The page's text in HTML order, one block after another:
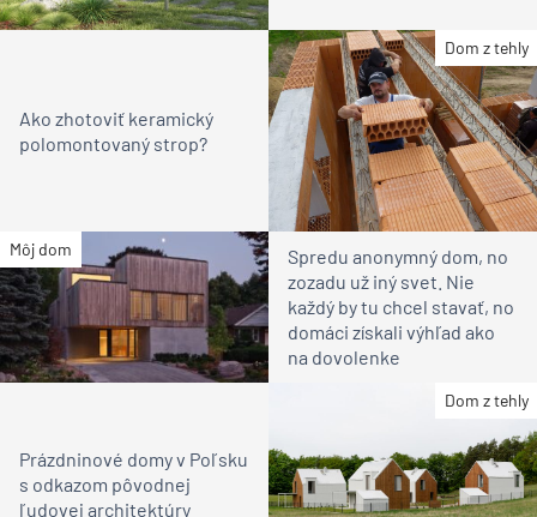
Dom z tehly
Ako zhotoviť keramický
polomontovaný strop?
Môj dom
Spredu anonymný dom, no
zozadu už iný svet. Nie
každý by tu chcel stavať, no
domáci získali výhľad ako
na dovolenke
Dom z tehly
Prázdninové domy v Poľsku
s odkazom pôvodnej
ľudovej architektúry